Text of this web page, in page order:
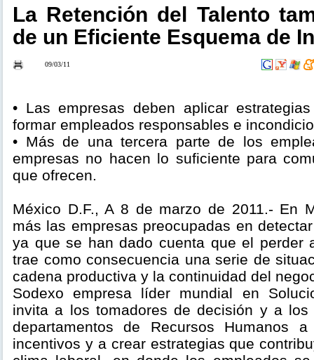
La Retención del Talento
de un Eficiente Esquema de
09/03/11
• Las empresas deben aplicar
formar empleados responsables e
• Más de una tercera parte de los
empresas no hacen lo suficiente para
que ofrecen.
México D.F., A 8 de marzo de 2011.- En
más las empresas preocupadas en
ya que se han dado cuenta que el perder
trae como consecuencia una serie de
cadena productiva y la continuidad del
Sodexo empresa líder mundial en
invita a los tomadores de decisión y a los
departamentos de Recursos Humanos
incentivos y a crear estrategias que